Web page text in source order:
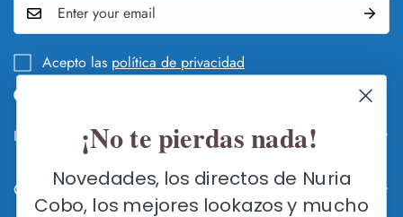
Acepto las política de privacidad
Info legal y DEVOLUCIONES
QUIÉN Y QUÉ ES NURIA COBO
GUÍA DE CAMBIOS Y DEVOLUCIONES
Contacte con nosotros
¡No te pierdas nada!
Novedades, los directos de Nuria
Cobo, los mejores lookazos y mucho